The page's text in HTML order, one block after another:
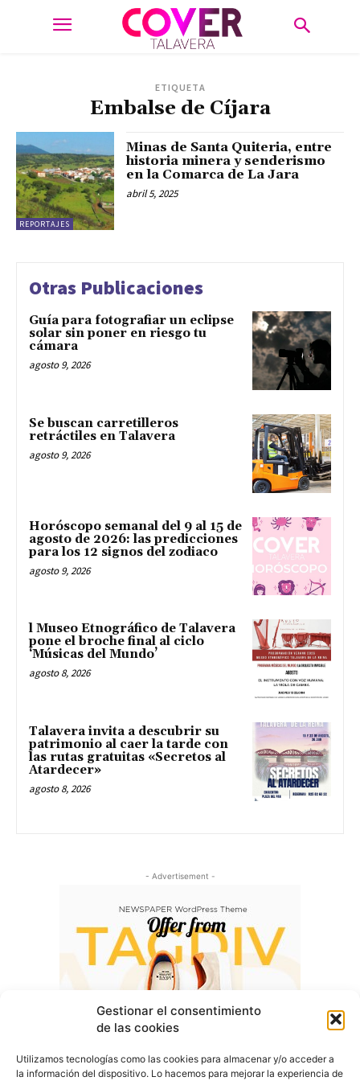
Gestionar el consentimiento
de las cookies
Utilizamos tecnologías como las cookies para almacenar y/o acceder a
la información del dispositivo. Lo hacemos para mejorar la experiencia de
ETIQUETA
Embalse de Cíjara
REPORTAJES
Minas de Santa Quiteria, entre
historia minera y senderismo
en la Comarca de La Jara
abril 5, 2025
Otras Publicaciones
Guía para fotografiar un eclipse
solar sin poner en riesgo tu
cámara
agosto 9, 2026
Se buscan carretilleros
retráctiles en Talavera
agosto 9, 2026
Horóscopo semanal del 9 al 15 de
agosto de 2026: las predicciones
para los 12 signos del zodiaco
agosto 9, 2026
l Museo Etnográfico de Talavera
pone el broche final al ciclo
‘Músicas del Mundo’
agosto 8, 2026
Talavera invita a descubrir su
patrimonio al caer la tarde con
las rutas gratuitas «Secretos al
Atardecer»
agosto 8, 2026
- Advertisement -